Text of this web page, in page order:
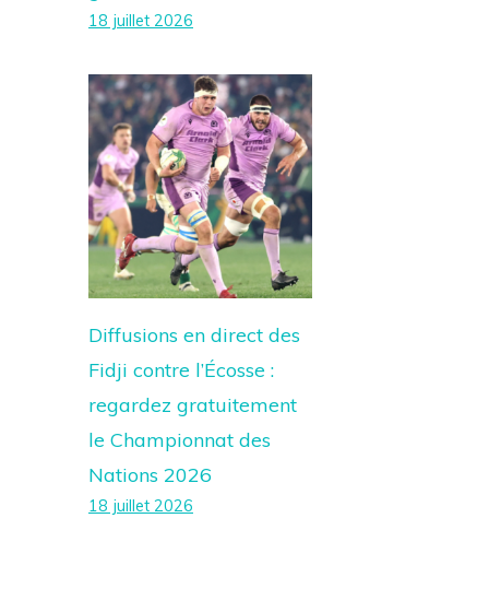
18 juillet 2026
Diffusions en direct des
Fidji contre l’Écosse :
regardez gratuitement
le Championnat des
Nations 2026
18 juillet 2026